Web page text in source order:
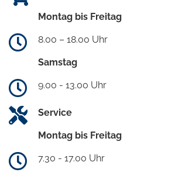
Montag bis Freitag
8.00 – 18.00 Uhr
Samstag
9.00 - 13.00 Uhr
Service
Montag bis Freitag
7.30 - 17.00 Uhr